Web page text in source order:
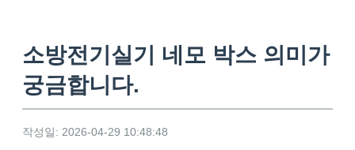
소방전기실기 네모 박스 의미가
궁금합니다.
작성일: 2026-04-29 10:48:48